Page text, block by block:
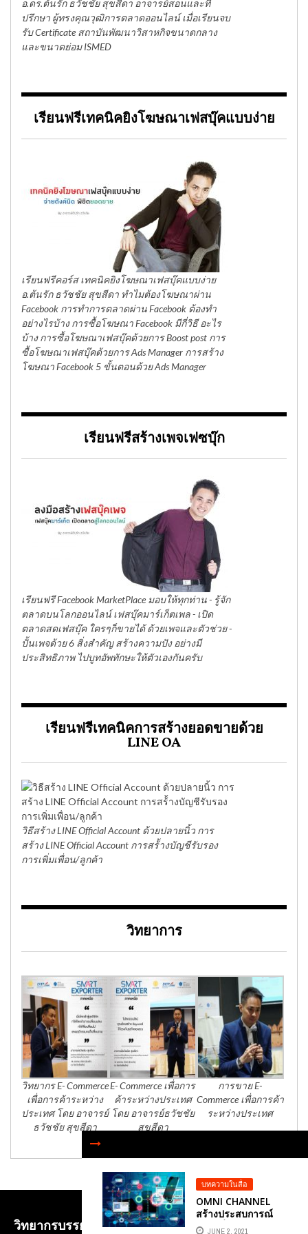
บทความในสื่อ
OMNI CHANNEL
สร้างประสบการณ์
ลูกค้าที่ดีในยุคโค
JUNE 2, 2021
อ.ดร.ต้นรัก ธวัชชัย สุขสีดา อาจารย์สอนและที่
ปรึกษา ผู้ทรงคุณวุฒิการตลาดออนไลน์ เมื่อเรียนจบ
รับ Certificate สถาบันพัฒนาวิสาหกิจขนาดกลาง
และขนาดย่อม ISMED
เรียนฟรีเทคนิคยิงโฆษณาเฟสบุ๊คแบบง่าย
เรียนฟรีคอร์ส เทคนิคยิงโฆษณาเฟสบุ๊คแบบง่าย
อ.ต้นรัก ธวัชชัย สุขสีดา ทำไมต้องโฆษณาผ่าน
Facebook การทำการตลาดผ่าน Facebook ต้องทำ
อย่างไรบ้าง การซื้อโฆษณา Facebook มีกี่วิธี อะไร
บ้าง การซื้อโฆษณาเฟสบุ๊คด้วยการ Boost post การ
ซื้อโฆษณาเฟสบุ๊คด้วยการ Ads Manager การสร้าง
โฆษณา Facebook 5 ขั้นตอนด้วย Ads Manager
เรียนฟรีสร้างเพจเฟซบุ๊ก
เรียนฟรี Facebook MarketPlace มอบให้ทุกท่าน - รู้จัก
ตลาดบนโลกออนไลน์ เฟสบุ๊คมาร์เก็ตเพล - เปิด
ตลาดสดเฟสบุ๊ค ใครๆก็ขายได้ ด้วยเพจและตัวช่วย -
ปั้นเพจด้วย 6 สิ่งสำคัญ สร้างความปัง อย่างมี
ประสิทธิภาพ ไปบูทอัพทักษะให้ตัวเองกันครับ
เรียนฟรีเทคนิคการสร้างยอดขายด้วย
LINE OA
วิธีสร้าง LINE Official Account ด้วยปลายนิ้ว การ
สร้าง LINE Official Account การสร้้างบัญชีรับรอง
การเพิ่มเพื่อน/ลูกค้า
วิทยาการ
วิทยากร E- Commerce
เพื่อการค้าระหว่าง
ประเทศ โดย อาจารย์
ธวัชชัย สุขสีดา
E- Commerce เพื่อการ
ค้าระหว่างประเทศ
โดย อาจารย์ธวัชชัย
สุขสีดา
การขาย E-
Commerce เพื่อการค้า
ระหว่างประเทศ
วิทยากรบรรยาย E-COMMERCE เพื่อการค้าระหว่าง